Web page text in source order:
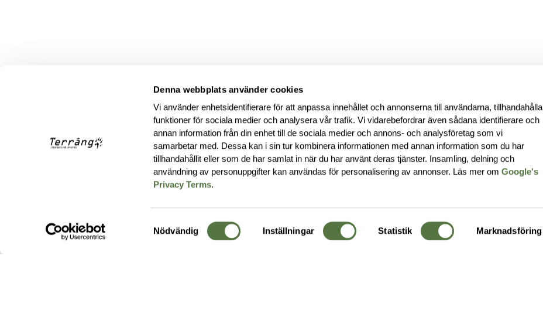
Denna webbplats använder cookies
Vi använder enhetsidentifierare för att anpassa innehållet och annonserna till användarna, tillhandahålla
funktioner för sociala medier och analysera vår trafik. Vi vidarebefordrar även sådana identifierare och
annan information från din enhet till de sociala medier och annons- och analysföretag som vi
samarbetar med. Dessa kan i sin tur kombinera informationen med annan information som du har
tillhandahållit eller som de har samlat in när du har använt deras tjänster. Insamling, delning och
användning av personuppgifter kan användas för personalisering av annonser. Läs mer omGoogle's
Privacy Terms.
Samtyckesval
Nödvändig Inställningar Statistik Marknadsföring